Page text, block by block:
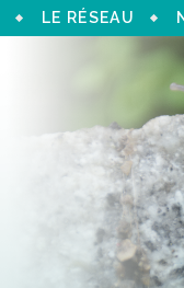
LE RÉSEAU